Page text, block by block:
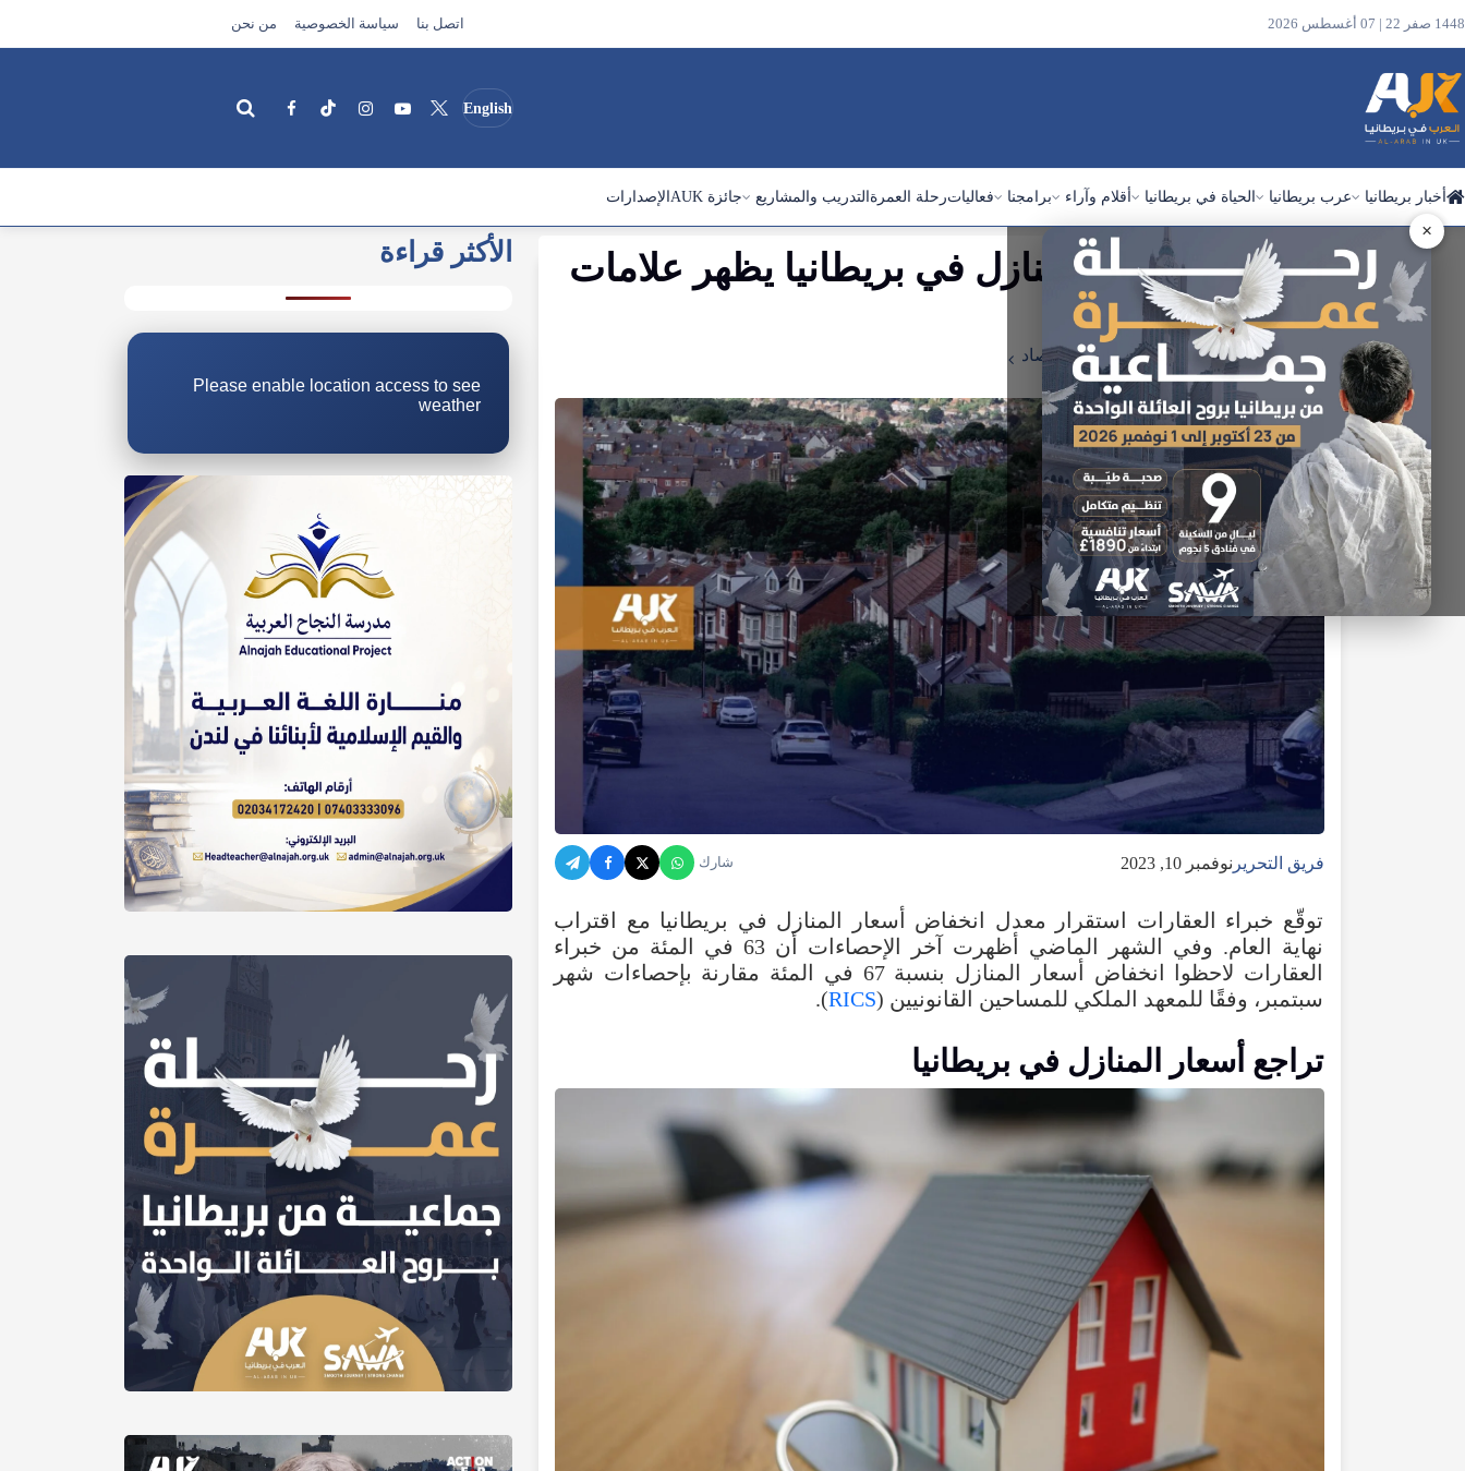
1448 صفر 22 | 07 أغسطس 2026 اتصل بنا سياسة الخصوصية من نحن
English
أخبار بريطانيا عرب بريطانيا الحياة في بريطانيا أقلام وآراء برامجنا فعالياترحلة العمرة التدريب والمشاريع جائزة AUK الإصدارات
ابحث
الموقع
انخفاض أسعار المنازل في بريطانيا يظهر علامات
الاستقرار
الرئيسية أخبار بريطانيا سياسة واقتصاد
فريق التحرير نوفمبر 10, 2023 شارك
توقّع خبراء العقارات استقرار معدل انخفاض أسعار المنازل في بريطانيا مع اقتراب
نهاية العام. وفي الشهر الماضي أظهرت آخر الإحصاءات أن 63 في المئة من خبراء
العقارات لاحظوا انخفاض أسعار المنازل بنسبة 67 في المئة مقارنة بإحصاءات شهر
سبتمبر، وفقًا للمعهد الملكي للمساحين القانونيين (RICS
).
تراجع أسعار المنازل في بريطانيا
الأكثر قراءة
Please enable location access to see
weather
×